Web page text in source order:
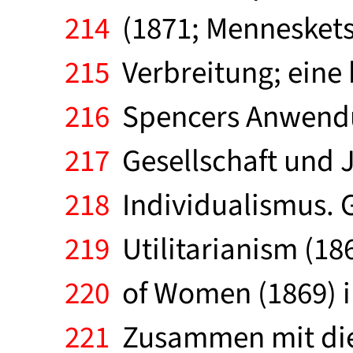
214 (1871;
215 Verbreitung;
216 Spencers
217 Gesellschaft und
218 Individualismus.
219 Utilitarianism
220 of Women
221 Zusammen mit